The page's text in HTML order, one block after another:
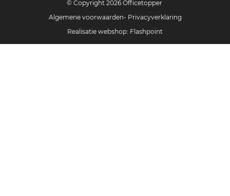
© Copyright 2026 Officetopper
Algemene voorwaarden
Privacyverklaring
Realisatie webshop: Flashpoint